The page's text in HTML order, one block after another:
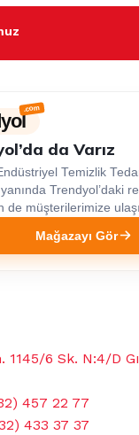
da Varız
Temizlik
Trendyol’daki
de müşterilerimize
Mağazayı Gör
1145/6 Sk. N:4/D
457 22 77
433 37 37